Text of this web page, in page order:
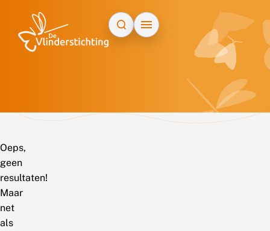
Oeps,
geen
resultaten!
Maar
net
als